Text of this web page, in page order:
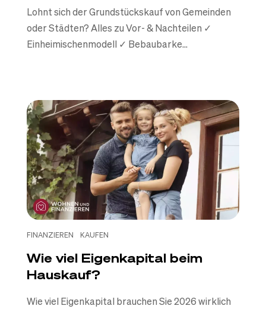
Lohnt sich der Grundstückskauf von Gemeinden
oder Städten? Alles zu Vor- & Nachteilen ✓
Einheimischenmodell ✓ Bebaubarke...
FINANZIEREN KAUFEN
Wie viel Eigenkapital beim
Hauskauf?
Wie viel Eigenkapital brauchen Sie 2026 wirklich